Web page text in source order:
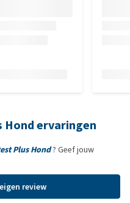
Hond ervaringen
Plus Hond? Geef jouw
review